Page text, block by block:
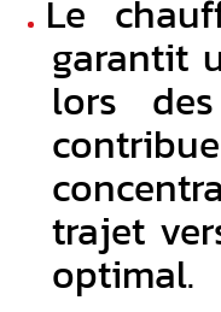
Le
garantit
lors
trajet
optimal.